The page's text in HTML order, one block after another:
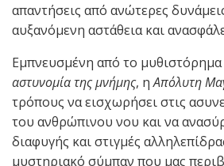
απαντήσεις από ανώτερες
αυξανόμενη αστάθεια και
Εμπνευσμένη από το
αστυνομία της μνήμης, ηΑπόλυτη
τρόπους να εισχωρήσει στις
του ανθρώπινου νου και να
διαφυγής και στιγμές
μυστηριακό σύμπαν που μας